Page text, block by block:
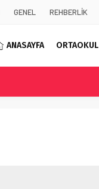
GENEL REHBERLİK
ANASAYFA ORTAOKUL